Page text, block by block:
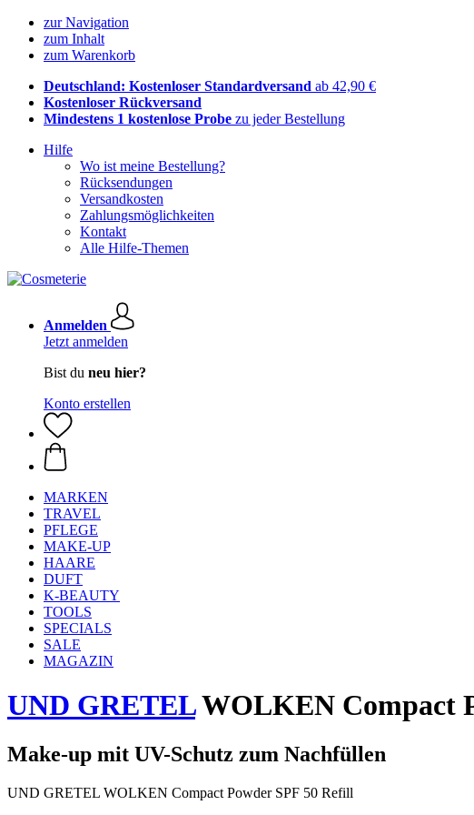
zur Navigation
zum Inhalt
zum Warenkorb
Deutschland: Kostenloser Standardversand ab 42,90 €
Kostenloser Rückversand
Mindestens 1 kostenlose Probe zu jeder Bestellung
Hilfe
Wo ist meine Bestellung?
Rücksendungen
Versandkosten
Zahlungsmöglichkeiten
Kontakt
Alle Hilfe-Themen
Anmelden
Jetzt anmelden
Bist du neu hier?
Konto erstellen
MARKEN
TRAVEL
PFLEGE
MAKE-UP
HAARE
DUFT
K-BEAUTY
TOOLS
SPECIALS
SALE
MAGAZIN
UND GRETELWOLKEN Compact
Make-up mit UV-Schutz zum Nachfüllen
UND GRETEL WOLKEN Compact Powder SPF 50 Refill